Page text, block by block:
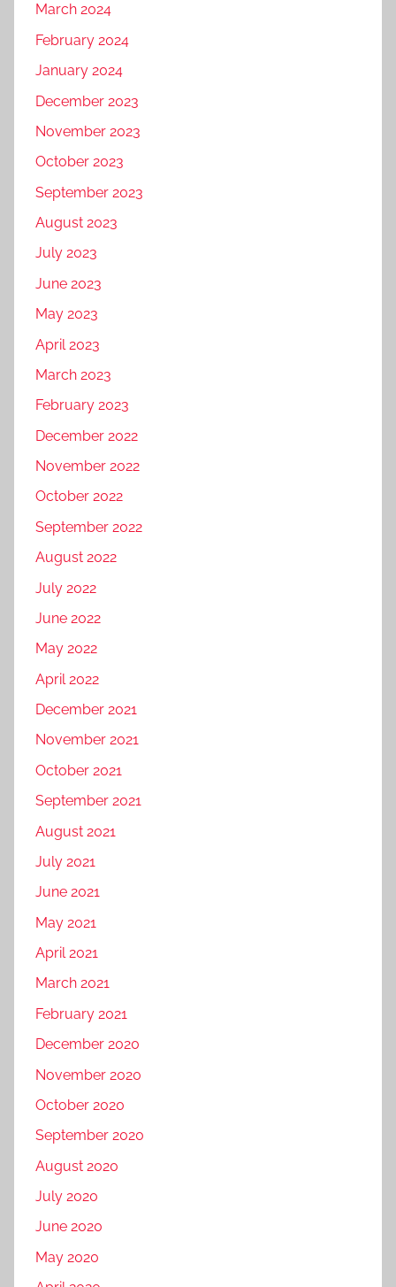
March 2024
February 2024
January 2024
December 2023
November 2023
October 2023
September 2023
August 2023
July 2023
June 2023
May 2023
April 2023
March 2023
February 2023
December 2022
November 2022
October 2022
September 2022
August 2022
July 2022
June 2022
May 2022
April 2022
December 2021
November 2021
October 2021
September 2021
August 2021
July 2021
June 2021
May 2021
April 2021
March 2021
February 2021
December 2020
November 2020
October 2020
September 2020
August 2020
July 2020
June 2020
May 2020